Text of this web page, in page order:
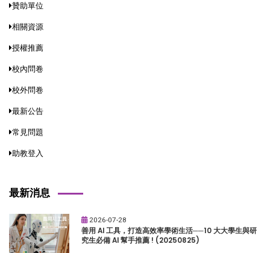
贊助單位
相關資源
授權推薦
校內問卷
校外問卷
最新公告
常見問題
助教登入
最新消息
2026-07-28
善用 AI 工具，打造高效率學術生活──10 大大學生與研
究生必備 AI 幫手推薦 ! (20250825)